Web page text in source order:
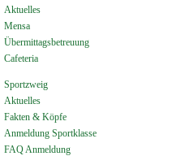
Aktuelles
Mensa
Übermittagsbetreuung
Cafeteria
Sportzweig
Aktuelles
Fakten & Köpfe
Anmeldung Sportklasse
FAQ Anmeldung